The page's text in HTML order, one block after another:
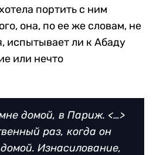
портить с ним
она, по ее же словам, не
испытывает ли к Абаду
или нечто
домой, в Париж. <…>
раз, когда он
Изнасилование,